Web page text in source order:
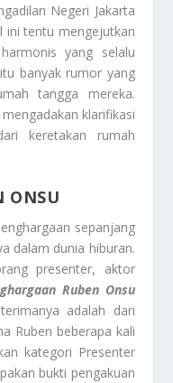
Negeri Jakarta
ini tentu mengejutkan
yang selalu
banyak rumor yang
tangga mereka.
klarifikasi
keretakan rumah
ONSU
sepanjang
dalam dunia hiburan.
presenter, aktor
Ruben Onsu
adalah dari
Ruben beberapa kali
kategori Presenter
bukti pengakuan